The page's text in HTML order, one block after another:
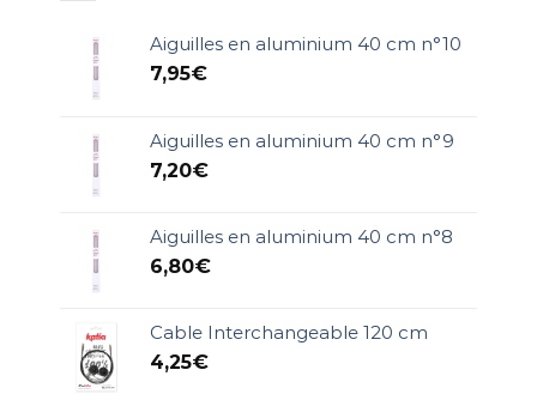
Aiguilles en aluminium 40 cm n°10
7,95€
Aiguilles en aluminium 40 cm n°9
7,20€
Aiguilles en aluminium 40 cm n°8
6,80€
Cable Interchangeable 120 cm
4,25€